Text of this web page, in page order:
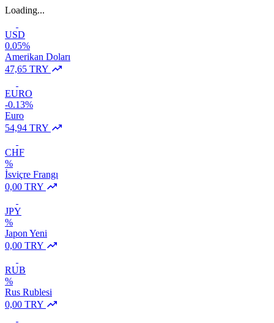
Loading...
USD
0.05%
Amerikan Doları
47,65 TRY
EURO
-0.13%
Euro
54,94 TRY
CHF
%
İsviçre Frangı
0,00 TRY
JPY
%
Japon Yeni
0,00 TRY
RUB
%
Rus Rublesi
0,00 TRY